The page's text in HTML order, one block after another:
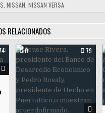
,NISSAN ,NISSAN VERSA
RELACIONADOS
0 79